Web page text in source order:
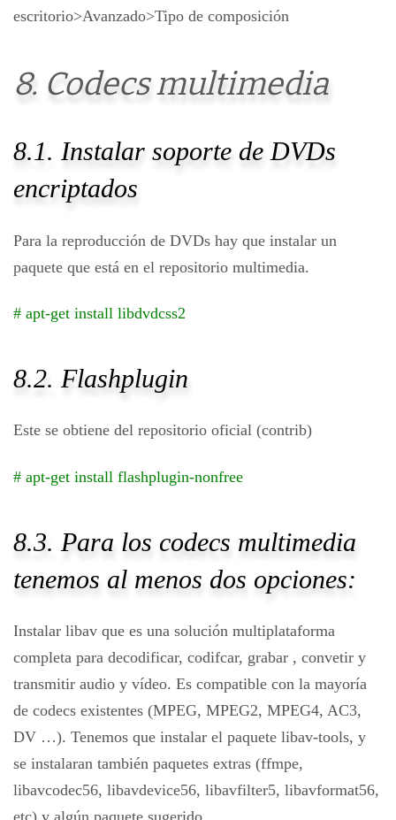
escritorio>Avanzado>Tipo de composición
8. Codecs multimedia
8.1. Instalar soporte de DVDs
encriptados
Para la reproducción de DVDs hay que instalar un
paquete que está en el repositorio multimedia.
# apt-get install libdvdcss2
8.2. Flashplugin
Este se obtiene del repositorio oficial (contrib)
# apt-get install flashplugin-nonfree
8.3. Para los codecs multimedia
tenemos al menos dos opciones:
Instalar libav que es una solución multiplataforma
completa para decodificar, codifcar, grabar , convetir y
transmitir audio y vídeo. Es compatible con la mayoría
de codecs existentes (MPEG, MPEG2, MPEG4, AC3,
DV …). Tenemos que instalar el paquete libav-tools, y
se instalaran también paquetes extras (ffmpe,
libavcodec56, libavdevice56, libavfilter5, libavformat56,